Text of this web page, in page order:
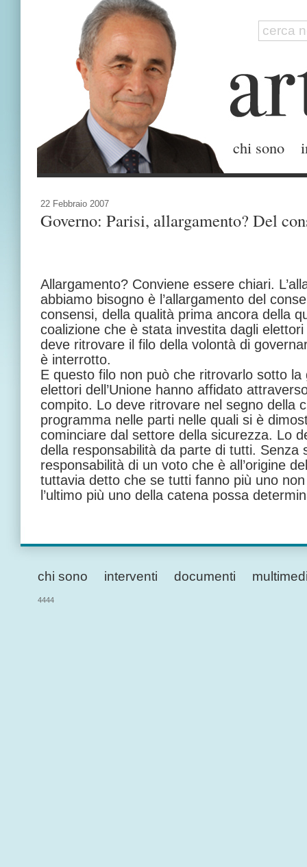
chi sono
22 Febbraio 2007
Governo: Parisi, allargamento? Del
Allargamento? Conviene essere chiari.
abbiamo bisogno è l’allargamento del
consensi, della qualità prima ancora della
coalizione che è stata investita dagli
deve ritrovare il filo della volontà di
è interrotto.
E questo filo non può che ritrovarlo sotto la
elettori dell’Unione hanno affidato
compito. Lo deve ritrovare nel segno della
programma nelle parti nelle quali si è
cominciare dal settore della sicurezza. Lo
della responsabilità da parte di tutti. Senza
responsabilità di un voto che è all’origine
tuttavia detto che se tutti fanno più uno
l’ultimo più uno della catena possa
chi sono interventi documenti
4444